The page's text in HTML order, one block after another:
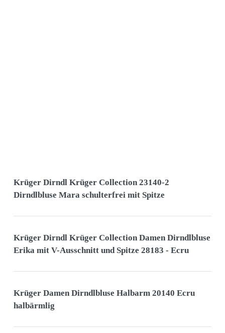
Krüger Dirndl Krüger Collection 23140-2
Dirndlbluse Mara schulterfrei mit Spitze
Krüger Dirndl Krüger Collection Damen Dirndlbluse
Erika mit V-Ausschnitt und Spitze 28183 - Ecru
Krüger Damen Dirndlbluse Halbarm 20140 Ecru
halbärmlig